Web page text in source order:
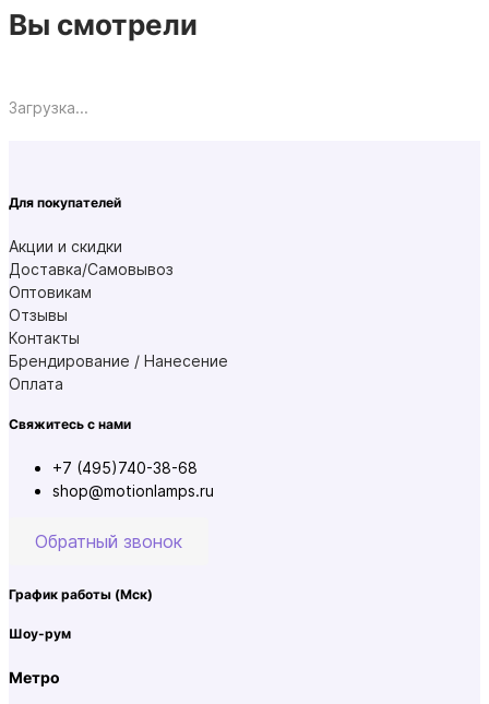
Вы смотрели
Загрузка...
Для покупателей
Акции и скидки
Доставка/Самовывоз
Оптовикам
Отзывы
Контакты
Брендирование / Нанесение
Оплата
Свяжитесь с нами
+7 (495)740-38-68
shop@motionlamps.ru
Обратный звонок
График работы (Мск)
Шоу-рум
Метро